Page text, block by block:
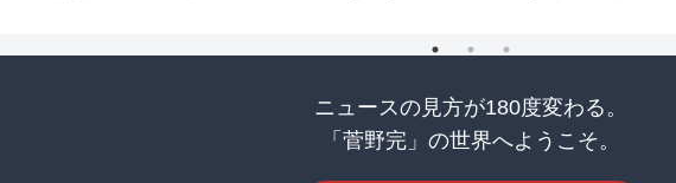
ニュースの見方が180度変わる。
「菅野完」の世界へようこそ。